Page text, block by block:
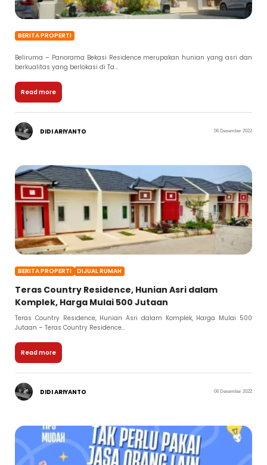
BERITA PROPERTI
Beliruma – Panorama Bekasi Residence merupakan hunian yang asri dan
berkualitas yang berlokasi di Ta...
Read more
DIDI ARIYANTO 06 Desember 2022
BERITA PROPERTI DIJUAL RUMAH
Teras Country Residence, Hunian Asri dalam
Komplek, Harga Mulai 500 Jutaan
Teras Country Residence, Hunian Asri dalam Komplek, Harga Mulai 500
Jutaan – Teras Country Residence...
Read more
DIDI ARIYANTO 06 Desember 2022